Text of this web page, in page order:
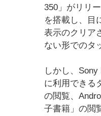
350」がリリ
を搭載し、目
表示のクリア
ない形でのタ
しかし、
に利用できる
の閲覧、
子書籍」の閲